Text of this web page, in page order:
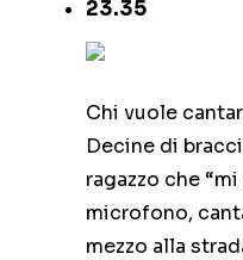
23.35
Chi vuole
Decine di
ragazzo che
microfono,
mezzo alla